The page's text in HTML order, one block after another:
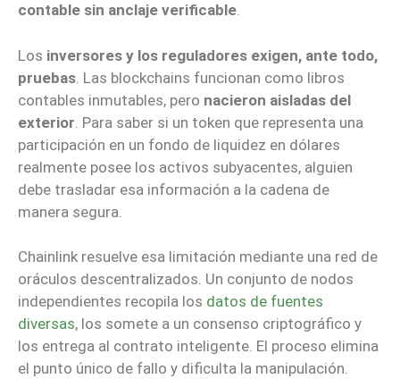
contable sin anclaje verificable.
Los inversores y los reguladores exigen, ante todo,
pruebas . Las blockchains funcionan como libros
contables inmutables, pero nacieron aisladas del
exterior . Para saber si un token que representa una
participación en un fondo de liquidez en dólares
realmente posee los activos subyacentes, alguien
debe trasladar esa información a la cadena de
manera segura.
Chainlink resuelve esa limitación mediante una red de
oráculos descentralizados. Un conjunto de nodos
independientes recopila los datos de fuentes
diversas, los somete a un consenso criptográfico y
los entrega al contrato inteligente. El proceso elimina
el punto único de fallo y dificulta la manipulación.